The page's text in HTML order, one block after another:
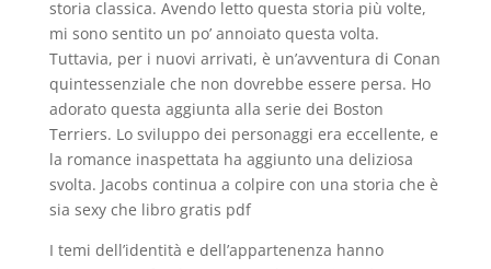
storia classica. Avendo letto questa storia più volte,
mi sono sentito un po’ annoiato questa volta.
Tuttavia, per i nuovi arrivati, è un’avventura di Conan
quintessenziale che non dovrebbe essere persa. Ho
adorato questa aggiunta alla serie dei Boston
Terriers. Lo sviluppo dei personaggi era eccellente, e
la romance inaspettata ha aggiunto una deliziosa
svolta. Jacobs continua a colpire con una storia che è
sia sexy che libro gratis pdf
I temi dell’identità e dell’appartenenza hanno